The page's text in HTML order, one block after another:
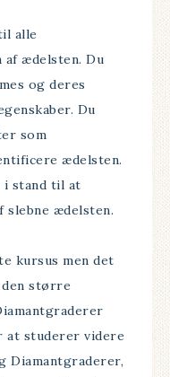
alle
ædelsten. Du
og deres
Du
som
ædelsten.
i stand til at
ædelsten.
kursus men det
større
at studerer videre
Diamantgraderer,